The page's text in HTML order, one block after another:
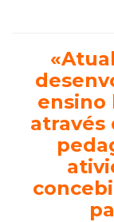
«
ensino
através